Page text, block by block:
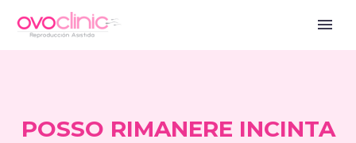
POSSO RIMANERE INCINTA